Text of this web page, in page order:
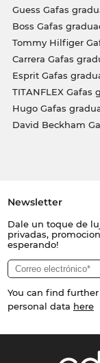
Guess Gafas
Boss Gafas
Tommy Hilfiger
Carrera Gafas
Esprit Gafas
TITANFLEX Gafas
Hugo Gafas
David Beckham
Newsletter
Dale un toque de
privadas,
esperando!
You can find
personal data here